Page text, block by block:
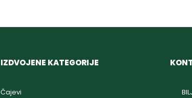
IZDVOJENE KATEGORIJE
Čajevi